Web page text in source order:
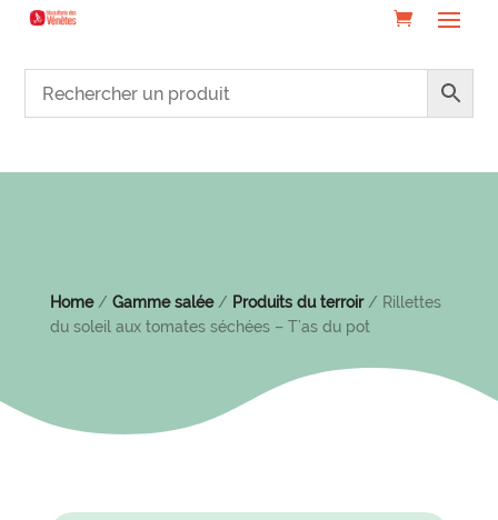
Home/ Gamme salée/ Produits du terroir/ Rillettes
du soleil aux tomates séchées – T’as du pot